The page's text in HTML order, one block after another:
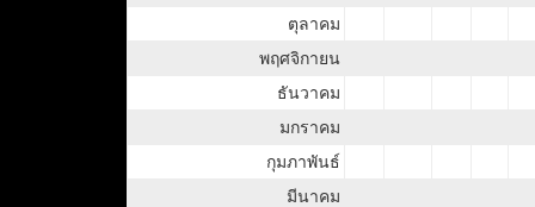
ตุลาคม
พฤศจิกายน
ธันวาคม
มกราคม
กุมภาพันธ์
มีนาคม